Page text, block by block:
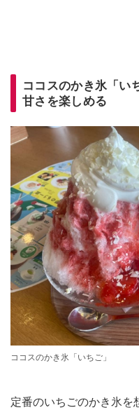
ココスのかき氷「い
甘さを楽しめる
ココスのかき氷「いちご」
定番のいちごのかき氷を